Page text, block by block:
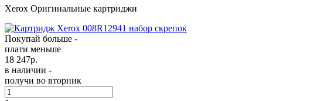
Xerox Оригинальные картриджи
Покупай больше -
плати меньше
18 247р.
в наличии -
получи во вторник